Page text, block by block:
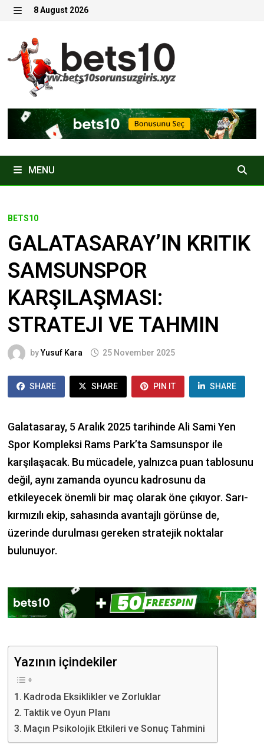
Skip
content
8 August 2026
MENU
BETS10
GALATASARAY’IN KRITIK
SAMSUNSPOR
KARŞILAŞMASI:
STRATEJI VE TAHMIN
byYusuf Kara 25 November 2025
SHARE SHARE PIN IT SHARE
Galatasaray, 5 Aralık 2025 tarihinde Ali Sami Yen
Spor Kompleksi Rams Park’ta Samsunspor ile
karşılaşacak. Bu mücadele, yalnızca puan tablosunu
değil, aynı zamanda oyuncu kadrosunu da
etkileyecek önemli bir maç olarak öne çıkıyor. Sarı-
kırmızılı ekip, sahasında avantajlı görünse de,
üzerinde durulması gereken stratejik noktalar
bulunuyor.
Yazının içindekiler
Kadroda Eksiklikler ve Zorluklar
Taktik ve Oyun Planı
Maçın Psikolojik Etkileri ve Sonuç Tahmini